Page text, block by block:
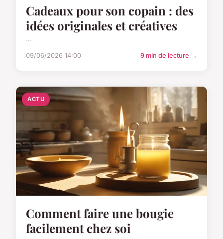
Cadeaux pour son copain : des
idées originales et créatives
...
09/06/2026 14:00 9 min de lecture →
ACTU
Comment faire une bougie
facilement chez soi